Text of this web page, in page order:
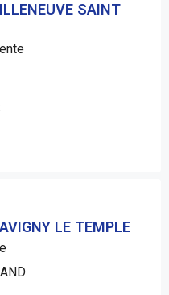
SAINT
LE TEMPLE